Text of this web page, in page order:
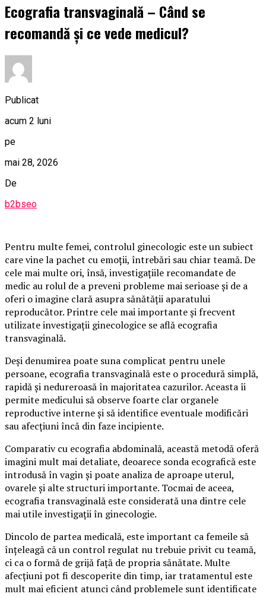
Ecografia transvaginală – Când se
recomandă și ce vede medicul?
Publicat
acum 2 luni
pe
mai 28, 2026
De
b2bseo
Pentru multe femei, controlul ginecologic este un subiect
care vine la pachet cu emoții, întrebări sau chiar teamă. De
cele mai multe ori, însă, investigațiile recomandate de
medic au rolul de a preveni probleme mai serioase și de a
oferi o imagine clară asupra sănătății aparatului
reproducător. Printre cele mai importante și frecvent
utilizate investigații ginecologice se află ecografia
transvaginală.
Deși denumirea poate suna complicat pentru unele
persoane, ecografia transvaginală este o procedură simplă,
rapidă și nedureroasă în majoritatea cazurilor. Aceasta îi
permite medicului să observe foarte clar organele
reproductive interne și să identifice eventuale modificări
sau afecțiuni încă din faze incipiente.
Comparativ cu ecografia abdominală, această metodă oferă
imagini mult mai detaliate, deoarece sonda ecografică este
introdusă în vagin și poate analiza de aproape uterul,
ovarele și alte structuri importante. Tocmai de aceea,
ecografia transvaginală este considerată una dintre cele
mai utile investigații în ginecologie.
Dincolo de partea medicală, este important ca femeile să
înțeleagă că un control regulat nu trebuie privit cu teamă,
ci ca o formă de grijă față de propria sănătate. Multe
afecțiuni pot fi descoperite din timp, iar tratamentul este
mult mai eficient atunci când problemele sunt identificate